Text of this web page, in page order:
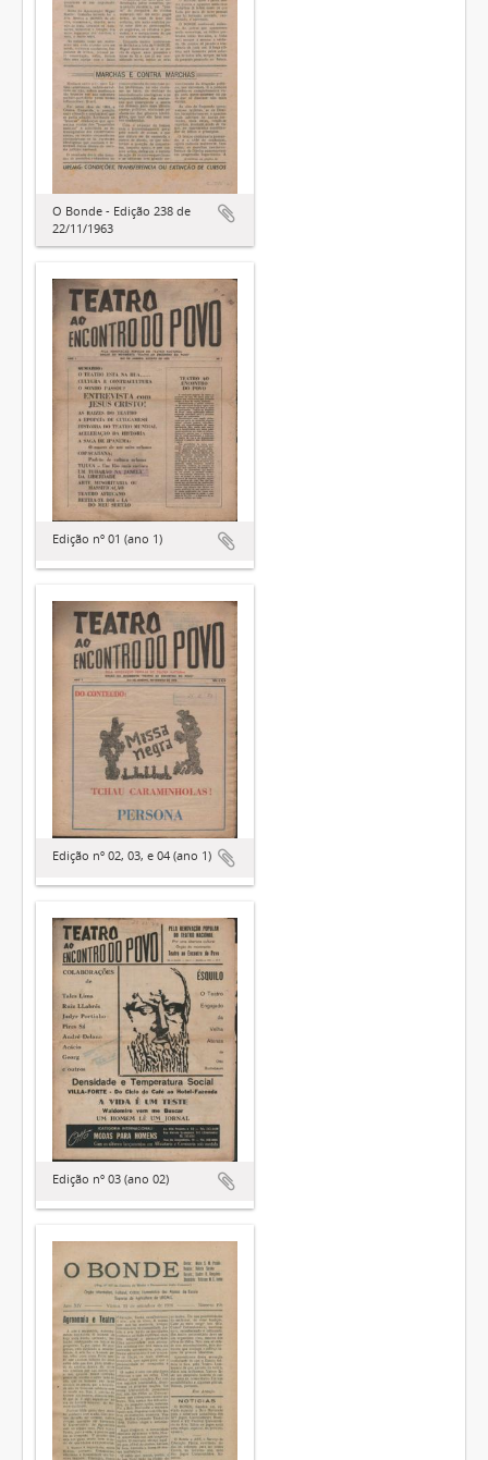
O Bonde - Edição 238 de
22/11/1963
Edição nº 01 (ano 1)
Edição nº 02, 03, e 04 (ano 1)
Edição nº 03 (ano 02)